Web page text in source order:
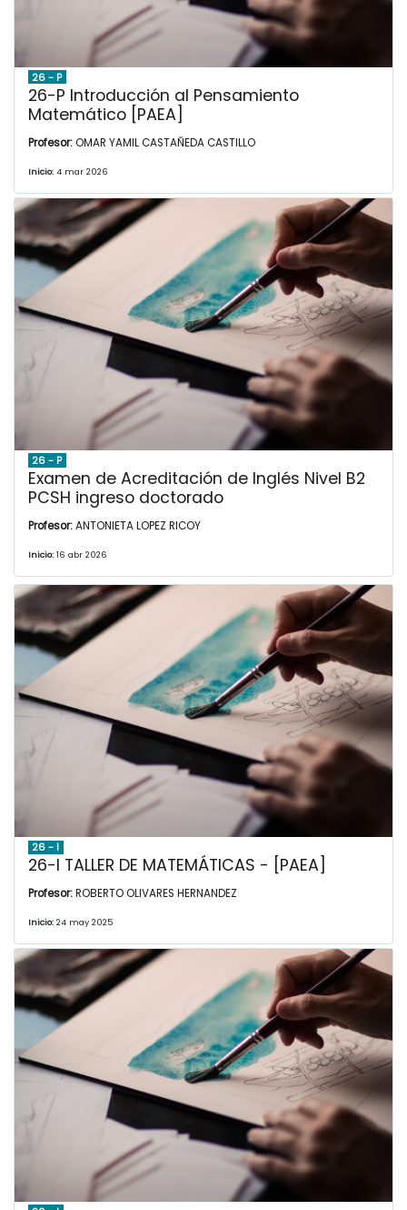
26 - P
26-P Introducción al Pensamiento
Matemático [PAEA]
Profesor:OMAR YAMIL CASTAÑEDA CASTILLO
Inicio: 4 mar 2026
26 - P
Examen de Acreditación de Inglés Nivel B2
PCSH ingreso doctorado
Profesor:ANTONIETA LOPEZ RICOY
Inicio: 16 abr 2026
26 - I
26-I TALLER DE MATEMÁTICAS - [PAEA]
Profesor:ROBERTO OLIVARES HERNANDEZ
Inicio: 24 may 2025